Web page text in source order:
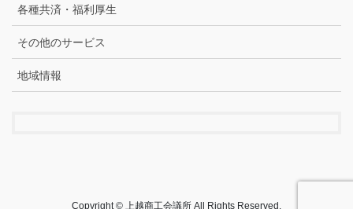
各種共済・福利厚生
その他のサービス
地域情報
Copyright © 上越商工会議所 All Rights Reserved.